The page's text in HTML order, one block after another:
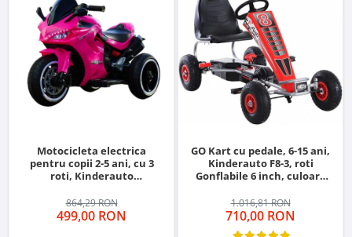
Motocicleta electrica
pentru copii 2-5 ani, cu 3
roti, Kinderauto
Roz
864,29 RON
499,00 RON
GO Kart cu pedale, 6-15 ani,
Kinderauto F8-3, roti
Gonflabile 6 inch, culoare
1.016,81 RON
710,00 RON